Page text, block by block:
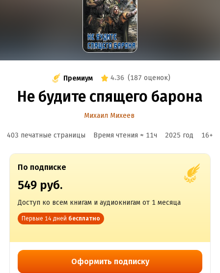
Премиум 4.36 (187 оценок)
Не будите спящего барона
Михаил Михеев
403 печатные страницы Время чтения ≈ 11ч 2025 год 16+
По подписке
549 руб.
Доступ ко всем книгам и аудиокнигам от 1 месяца
Первые 14 дней бесплатно
Оформить подписку